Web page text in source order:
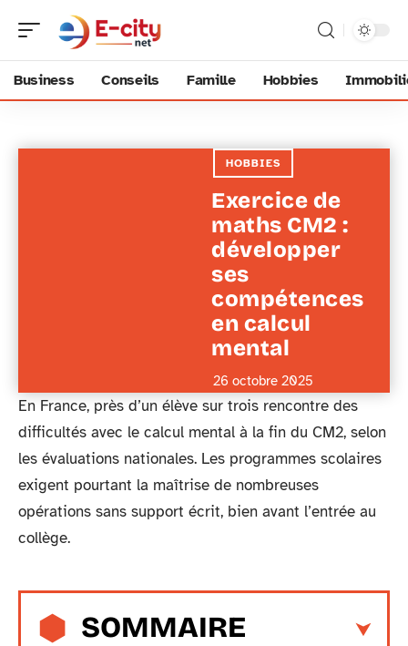
Business Conseils Famille Hobbies
HOBBIES
Exercice de
maths CM2 :
développer
ses
compétences
en calcul
mental
26 octobre 2025
En France, près d’un élève sur trois rencontre des
difficultés avec le calcul mental à la fin du CM2, selon
les évaluations nationales. Les programmes scolaires
exigent pourtant la maîtrise de nombreuses
opérations sans support écrit, bien avant l’entrée au
collège.
SOMMAIRE